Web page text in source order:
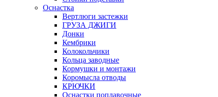
Оснастка
Вертлюги застежки
ГРУЗА ДЖИГИ
Донки
Кембрики
Колокольчики
Кольца заводные
Кормушки и монтажи
Коромысла отводы
КРЮЧКИ
Оснастки поплавочные